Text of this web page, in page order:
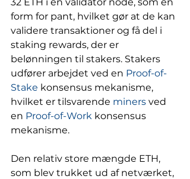
form for pant, hvilket gør at de kan
validere transaktioner og få del i
staking rewards, der er
belønningen til stakers. Stakers
udfører arbejdet ved en Proof-of-
Stake konsensus mekanisme,
hvilket er tilsvarende miners ved
en Proof-of-Work konsensus
mekanisme.
Den relativ store mængde ETH,
som blev trukket ud af netværket,